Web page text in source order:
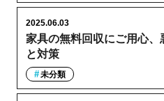
家具の無料回収にご用心、
と対策
2025.06.03
未分類